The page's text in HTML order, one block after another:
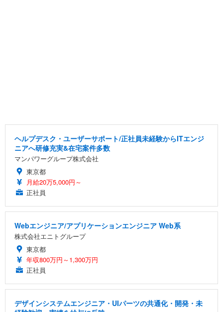
ヘルプデスク・ユーザーサポート/正社員未経験からITエンジ
ニアへ研修充実&在宅案件多数
マンパワーグループ株式会社
東京都
月給20万5,000円～
正社員
Webエンジニア/アプリケーションエンジニア Web系
株式会社エニトグループ
東京都
年収800万円～1,300万円
正社員
デザインシステムエンジニア・UIパーツの共通化・開発・未